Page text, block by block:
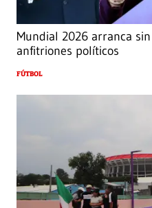
Mundial 2026 arranca
anfitriones políticos
FÚTBOL